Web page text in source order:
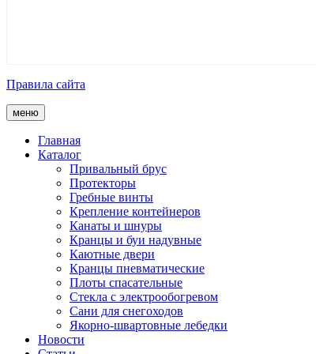
Правила сайта
меню
Главная
Каталог
Привальный брус
Протекторы
Гребные винты
Крепление контейнеров
Канаты и шнуры
Кранцы и буи надувные
Каютные двери
Кранцы пневматические
Плоты спасательные
Стекла с электрообогревом
Сани для снегоходов
Якорно-швартовные лебедки
Новости